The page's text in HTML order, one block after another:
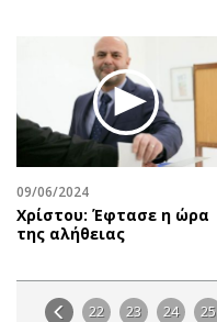
09/06/2024
Χρίστου: Έφτασε η ώρα
της αλήθειας
22 23 24 25